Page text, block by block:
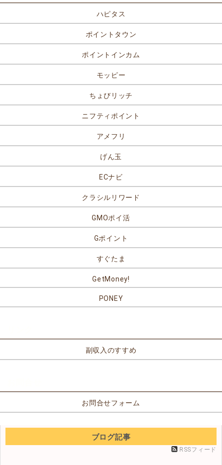
ハピタス
ポイントタウン
ポイントインカム
モッピー
ちょびリッチ
ニフティポイント
アメフリ
げん玉
ECナビ
クラシルリワード
GMOポイ活
Gポイント
すぐたま
GetMoney!
PONEY
副収入のすすめ
お問合せフォーム
ブログ記事
RSSフィード